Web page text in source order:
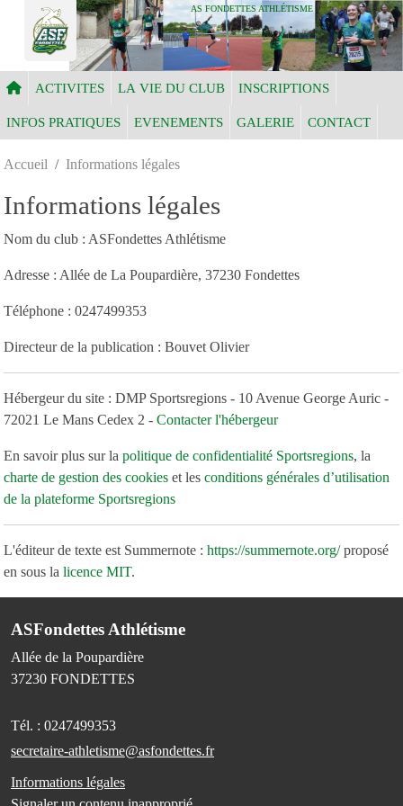
AS FONDETTES ATHLÉTISME
ACTIVITES LA VIE DU CLUB INSCRIPTIONS
INFOS PRATIQUES EVENEMENTS GALERIE CONTACT
Accueil Informations légales
Informations légales
Nom du club : ASFondettes Athlétisme
Adresse : Allée de La Poupardière, 37230 Fondettes
Téléphone : 0247499353
Directeur de la publication : Bouvet Olivier
Hébergeur du site : DMP Sportsregions - 10 Avenue George Auric -
72021 Le Mans Cedex 2 - Contacter l'hébergeur
En savoir plus sur la politique de confidentialité Sportsregions, la
charte de gestion des cookies et les conditions générales d’utilisation
de la plateforme Sportsregions
L'éditeur de texte est Summernote : https://summernote.org/proposé
en sous la licence MIT.
ASFondettes Athlétisme
Allée de la Poupardière
37230 FONDETTES
Tél. : 0247499353
secretaire-athletisme@asfondettes.fr
Informations légales
Panneau de gestion des cookies